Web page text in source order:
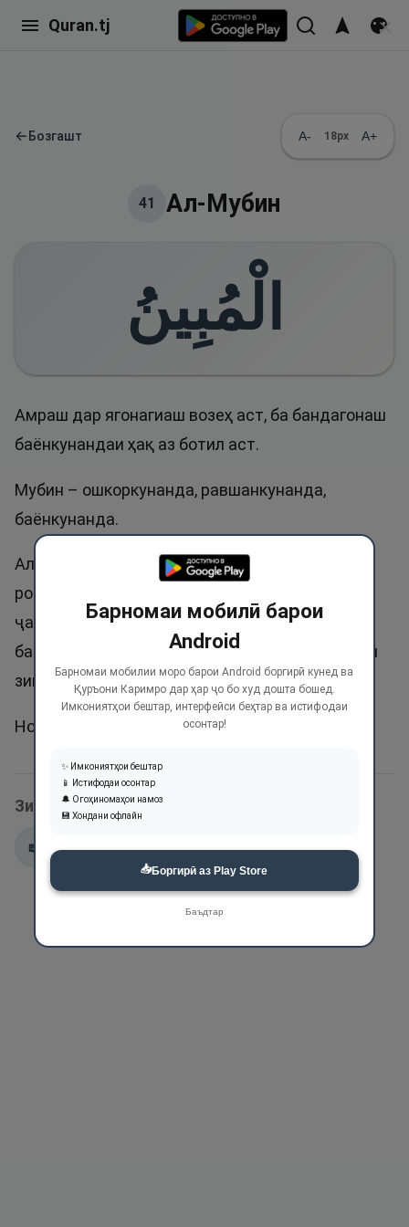
Quran.tj
←Бозгашт A- 18px A+
41 Ал-Мубин
الْمُبِينُ
Амраш дар ягонагиаш возеҳ аст, ба бандагонаш
баёнкунандаи ҳақ аз ботил аст.
Мубин – ошкоркунанда, равшанкунанда,
баёнкунанда.
Аллоҳ таоло ҳақро равшан мекунад ва роҳи
ростро баён мекунад. Амалҳое, ки мукофоташ
ҷаннат аст ва амалҳое, ки ҷазояш дӯзах аст
баён мекунад. Ин ном як маротиба дар Қуръон
зикр шудааст.
Номи Абдулмубин ва Мубин ҷоиз аст.
Зикри ин ном дар оятҳои Қуръон:
📖 24:25
Барномаи мобилӣ барои
Android
Барномаи мобилии моро барои Android боргирӣ кунед ва
Қуръони Каримро дар ҳар ҷо бо худ дошта бошед.
Имкониятҳои бештар, интерфейси беҳтар ва истифодаи
осонтар!
✨ Имкониятҳои бештар
📱 Истифодаи осонтар
🔔 Огоҳиномаҳои намоз
💾 Хондани офлайн
📥Боргирӣ аз Play Store
Баъдтар